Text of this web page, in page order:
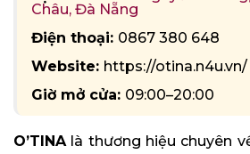
Châu, Đà Nẵng
Điện thoại: 0867 380 648
Website: https://otina.n4u.vn/
Giờ mở cửa: 09:00–20:00
O’TINAlà thương hiệu chuyên